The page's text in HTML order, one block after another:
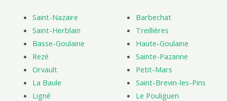
Saint-Nazaire
Saint-Herblain
Basse-Goulaine
Rezé
Orvault
La Baule
Ligné
Barbechat
Treillières
Haute-Goulaine
Sainte-Pazanne
Petit-Mars
Saint-Brevin-les-Pins
Le Pouliguen